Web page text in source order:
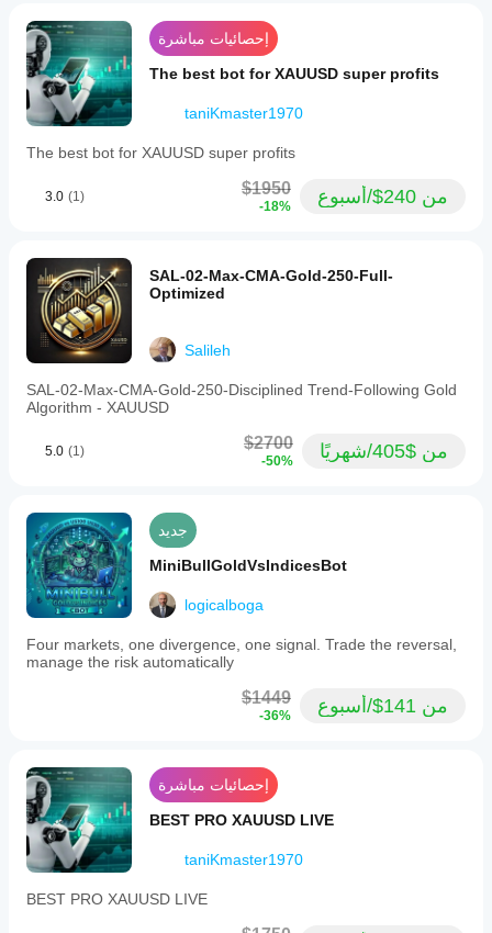
إحصائيات مباشرة
The best bot for XAUUSD super profits
taniKmaster1970
The best bot for XAUUSD super profits
3.0 (1) $1950
-18% من 240$/أسبوع
SAL-02-Max-CMA-Gold-250-Full-
Optimized
Salileh
SAL-02-Max-CMA-Gold-250-Disciplined Trend-Following Gold
Algorithm - XAUUSD
5.0 (1) $2700
-50% من $405/شهريًا
جديد
MiniBullGoldVsIndicesBot
logicalboga
Four markets, one divergence, one signal. Trade the reversal,
manage the risk automatically
$1449
-36% من 141$/أسبوع
إحصائيات مباشرة
BEST PRO XAUUSD LIVE
taniKmaster1970
BEST PRO XAUUSD LIVE